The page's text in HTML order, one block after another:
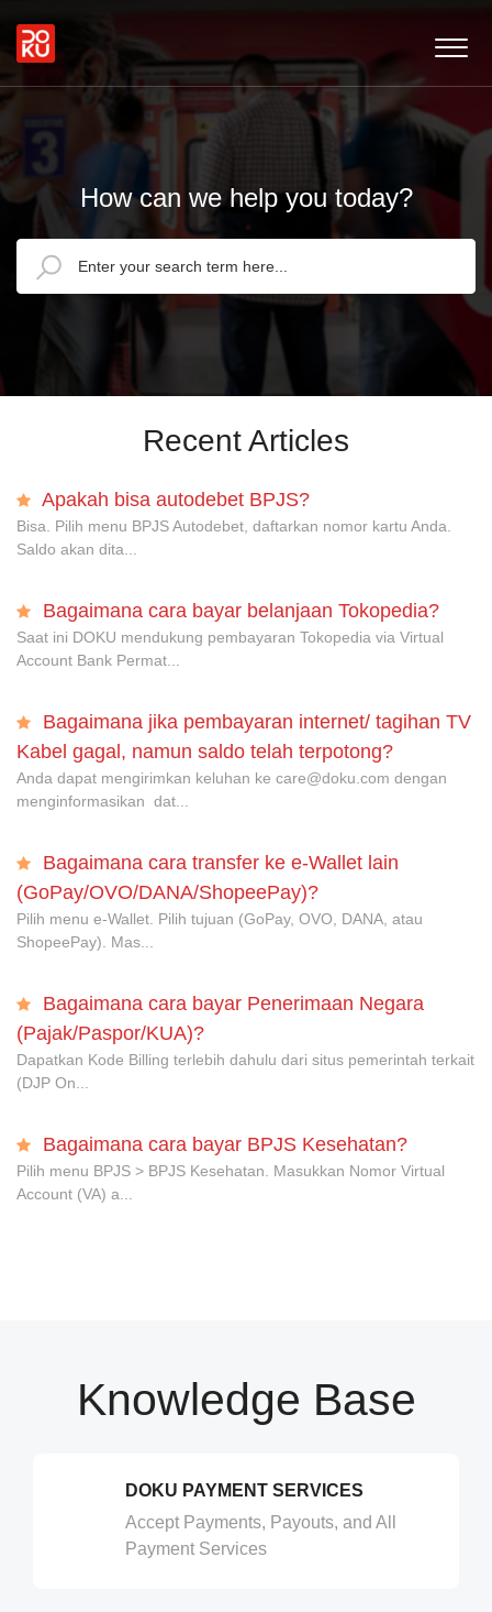
How can we help you today?
Recent Articles
Apakah bisa autodebet BPJS?
Bisa. Pilih menu BPJS Autodebet, daftarkan nomor kartu Anda.
Saldo akan dita...
Bagaimana cara bayar belanjaan Tokopedia?
Saat ini DOKU mendukung pembayaran Tokopedia via Virtual
Account Bank Permat...
Bagaimana jika pembayaran internet/ tagihan TV
Kabel gagal, namun saldo telah terpotong?
Anda dapat mengirimkan keluhan ke care@doku.com dengan
menginformasikan dat...
Bagaimana cara transfer ke e-Wallet lain
(GoPay/OVO/DANA/ShopeePay)?
Pilih menu e-Wallet. Pilih tujuan (GoPay, OVO, DANA, atau
ShopeePay). Mas...
Bagaimana cara bayar Penerimaan Negara
(Pajak/Paspor/KUA)?
Dapatkan Kode Billing terlebih dahulu dari situs pemerintah terkait
(DJP On...
Bagaimana cara bayar BPJS Kesehatan?
Pilih menu BPJS > BPJS Kesehatan. Masukkan Nomor Virtual
Account (VA) a...
Knowledge Base
DOKU PAYMENT SERVICES
Accept Payments, Payouts, and All
Payment Services